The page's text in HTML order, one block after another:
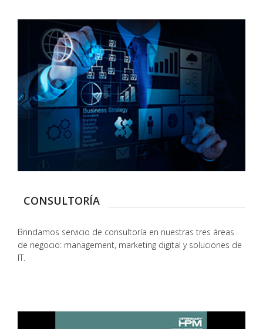
CONSULTORÍA
Brindamos servicio de consultoría en nuestras tres áreas
de negocio: management, marketing digital y soluciones de
IT.